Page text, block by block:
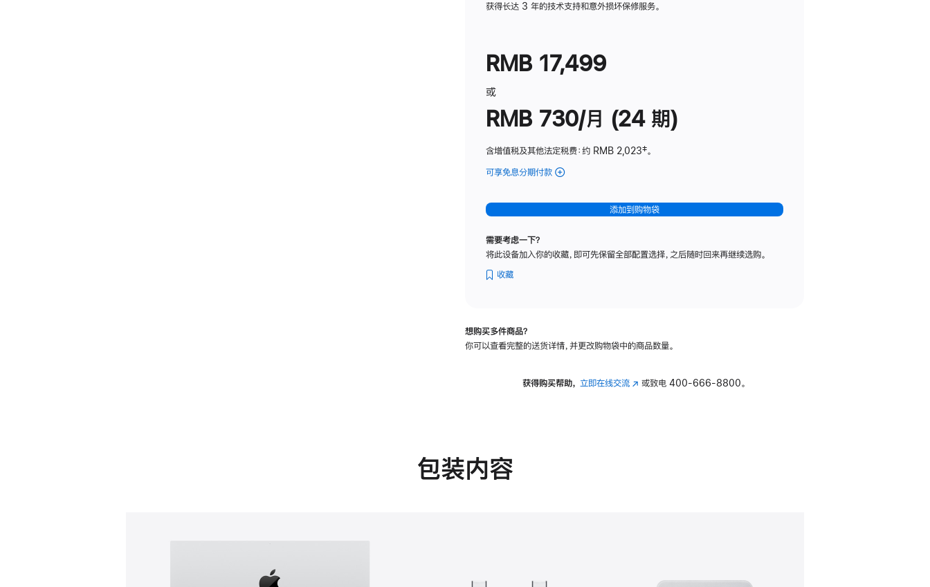
获得长达 3 年的技术支持和意外损坏保修服务。
RMB 17,499
或
RMB 730/月 (24 期)
含增值税及其他法定税费：约 RMB 2,023脚
‡。
可享免息分期付款 (Studio
-
纳
理
可
斜
添加到购物袋
需要考虑一下？
将此设备加入你的收藏，即可先保留全部配置选择，之后随时回来再继续选购。
收藏
想购买多件商品？
你可以查看完整的送货详情，并更改购物袋中的商品数量。
获得购买帮助， 立即在线交流(在 或致电400-666-8800。
包装内容